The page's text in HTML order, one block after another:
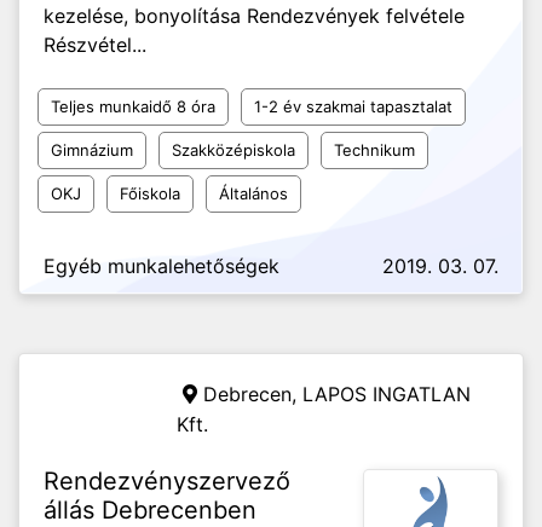
kezelése, bonyolítása Rendezvények felvétele
Részvétel...
Teljes munkaidő 8 óra 1-2 év szakmai tapasztalat
Gimnázium Szakközépiskola Technikum
OKJ Főiskola Általános
Egyéb munkalehetőségek 2019. 03. 07.
Debrecen, LAPOS INGATLAN
Kft.
Rendezvényszervező
állás Debrecenben